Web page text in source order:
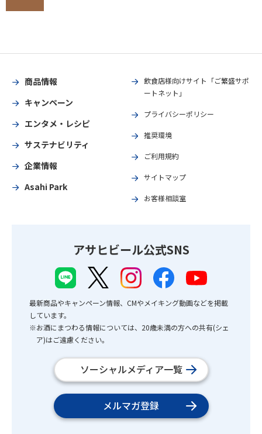
商品情報
キャンペーン
エンタメ・レシピ
サステナビリティ
企業情報
Asahi Park
飲食店様向けサイト「ご繁盛サポ
ートネット」
プライバシーポリシー
推奨環境
ご利用規約
サイトマップ
お客様相談室
アサヒビール公式SNS
最新商品やキャンペーン情報、CMやメイキング動画などを掲載
しています。
※お酒にまつわる情報については、20歳未満の方への共有(シェ
ア)はご遠慮ください。
ソーシャルメディア一覧
メルマガ登録